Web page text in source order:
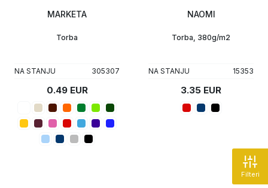
Filteri
MARKETA
Torba
NA STANJU 305307
0.49 EUR
NAOMI
Torba, 380g/m2
NA STANJU 15353
3.35 EUR